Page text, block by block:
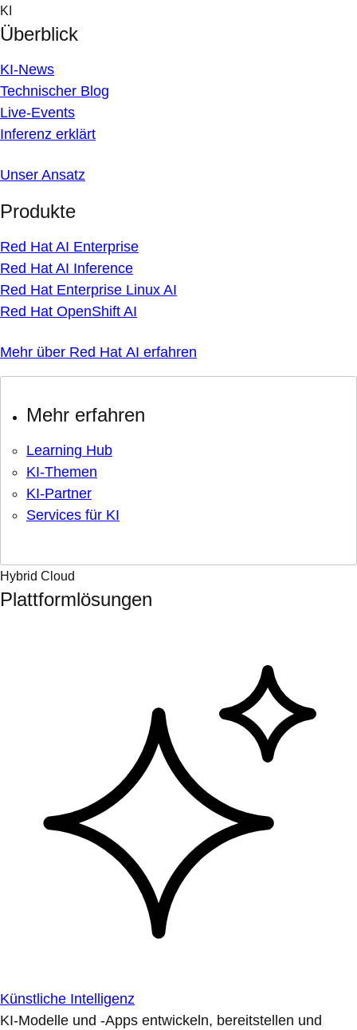
Skip
to
content
KI
Überblick
KI-News
Technischer Blog
Live-Events
Inferenz erklärt
Unser Ansatz
Produkte
Red Hat AI Enterprise
Red Hat AI Inference
Red Hat Enterprise Linux AI
Red Hat OpenShift AI
Mehr über Red Hat AI erfahren
Mehr erfahren
Learning Hub
KI-Themen
KI-Partner
Services für KI
Hybrid Cloud
Plattformlösungen
Künstliche Intelligenz
KI-Modelle und -Apps entwickeln, bereitstellen und